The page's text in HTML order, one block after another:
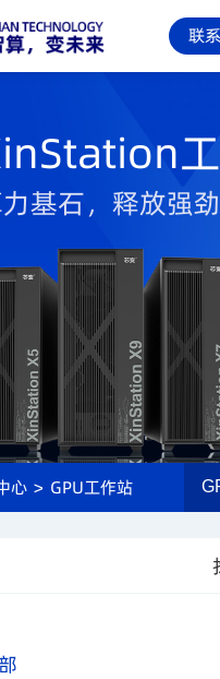
联
基石，释放强
心 > GPU工作站